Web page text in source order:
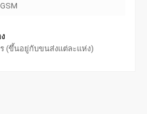
ร (ขึ้นอยู่กับขนส่งแต่ละแห่ง)